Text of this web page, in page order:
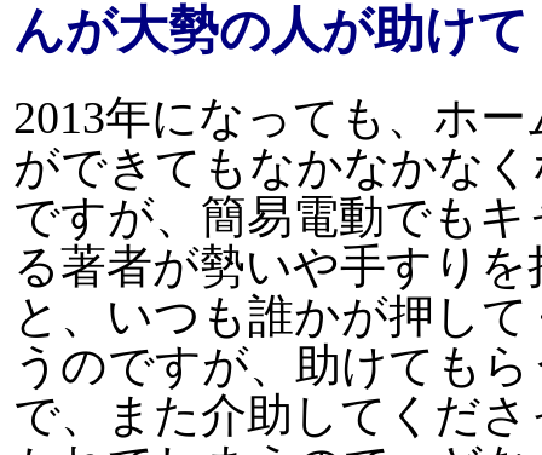
んが大勢の人が助け
2013年になっても、ホ
ができてもなかなかな
ですが、簡易電動でも
る著者が勢いや手すり
と、いつも誰かが押し
うのですが、助けても
で、また介助してくだ